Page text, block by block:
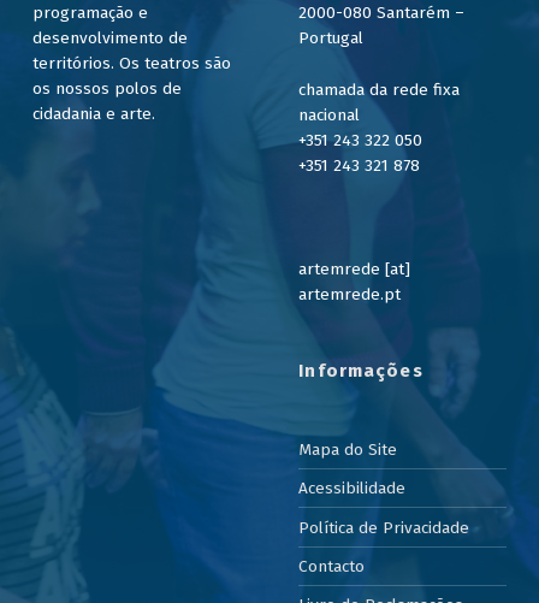
programação e
desenvolvimento de
territórios. Os teatros são
os nossos polos de
cidadania e arte.
2000-080 Santarém –
Portugal
chamada da rede fixa
nacional
+351 243 322 050
+351 243 321 878
artemrede [at]
artemrede.pt
Informações
Mapa do Site
Acessibilidade
Política de Privacidade
Contacto